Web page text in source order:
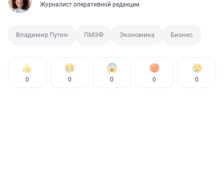
Журналист оперативной редакции
Владимир Путин ПМЭФ Экономика Бизнес
0 0 0 0 0